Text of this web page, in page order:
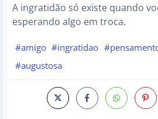
A ingratidão só existe quando
esperando algo em troca.
#amigo #ingratidao
#augustosa